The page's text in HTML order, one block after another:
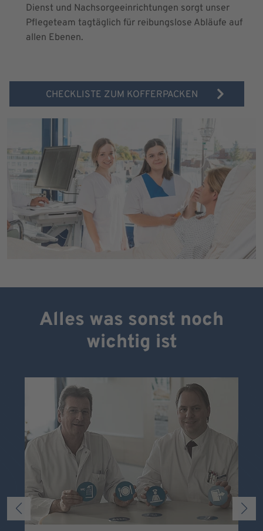
Dienst und Nachsorgeeinrichtungen sorgt unser
Pflegeteam tagtäglich für reibungslose Abläufe auf
allen Ebenen.
CHECKLISTE ZUM KOFFERPACKEN
Alles was sonst noch
wichtig ist